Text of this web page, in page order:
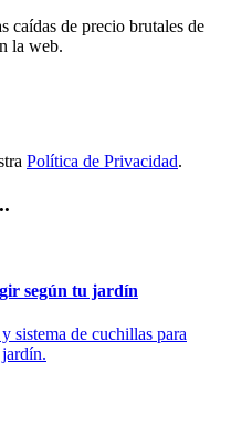
caídas de precio brutales de
la web.
Política de Privacidad.
según tu jardín
sistema de cuchillas para